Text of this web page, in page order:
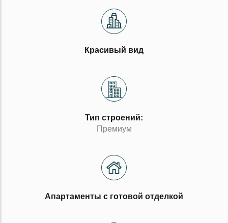
Красивый вид
Тип строений:
Премиум
Апартаменты с готовой отделкой